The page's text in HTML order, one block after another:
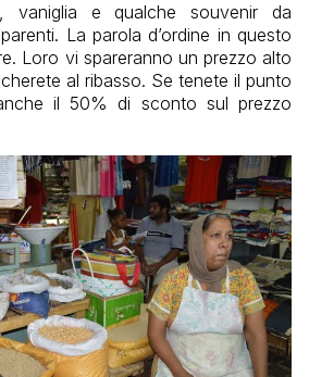
vaniglia e qualche souvenir da
La parola d’ordine in questo
Loro vi spareranno un prezzo alto
al ribasso. Se tenete il punto
il 50% di sconto sul prezzo